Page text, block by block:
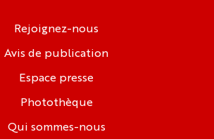
Rejoignez-nous
Avis de publication
Espace presse
Photothèque
Qui sommes-nous